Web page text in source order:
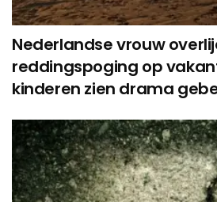
Nederlandse vrouw
reddingspoging op
kinderen zien drama